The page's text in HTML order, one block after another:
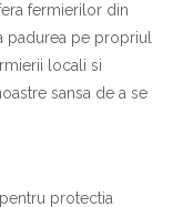
fermierilor din
padurea pe propriul
locali si
sansa de a se
protectia